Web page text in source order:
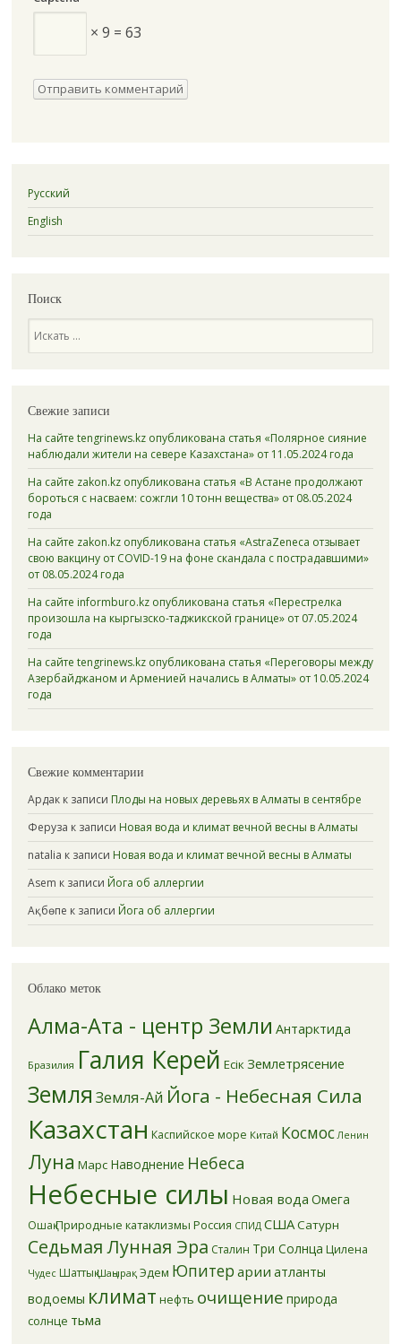
× 9 = 63
Русский
English
Поиск
Свежие записи
На сайте tengrinews.kz опубликована статья «Полярное сияние
наблюдали жители на севере Казахстана» от 11.05.2024 года
На сайте zakon.kz опубликована статья «В Астане продолжают
бороться с насваем: сожгли 10 тонн вещества» от 08.05.2024
года
На сайте zakon.kz опубликована статья «AstraZeneca отзывает
свою вакцину от COVID-19 на фоне скандала с пострадавшими»
от 08.05.2024 года
На сайте informburo.kz опубликована статья «Перестрелка
произошла на кыргызско-таджикской границе» от 07.05.2024
года
На сайте tengrinews.kz опубликована статья «Переговоры между
Азербайджаном и Арменией начались в Алматы» от 10.05.2024
года
Свежие комментарии
Ардакк записи Плоды на новых деревьях в Алматы в сентябре
Феруза к записи Новая вода и климат вечной весны в Алматы
natalia к записи Новая вода и климат вечной весны в Алматы
Asem к записи Йога об аллергии
Ақбөпе к записи Йога об аллергии
Облако меток
Алма-Ата - центр Земли Антарктида
Бразилия Галия Керей ЕсікЗемлетрясение
Земля Земля-Ай Йога - Небесная Сила
Казахстан Каспийское море Китай Космос Ленин
Луна Марс Наводнение Небеса
Небесные силы Новая вода Омега
Ошақ Природные катаклизмы Россия СПИД СШАСатурн
Седьмая Лунная Эра Сталин Три Солнца Цилена
Чудес Шаттық Шаңырақ Эдем Юпитер арии атланты
водоемы климат нефть очищение природа
солнце тьма